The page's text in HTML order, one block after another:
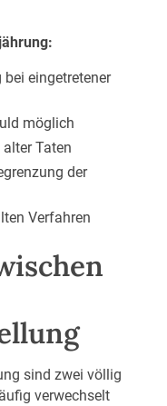
eingetretener
möglich
Taten
der
Verfahren
sind zwei völlig
verwechselt